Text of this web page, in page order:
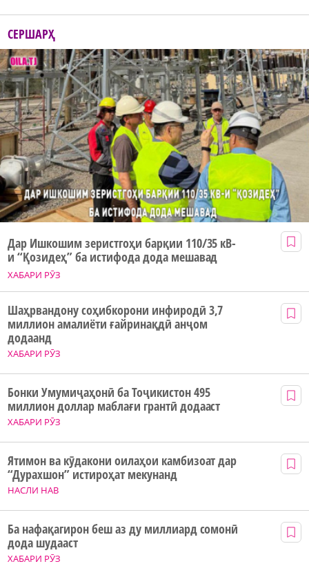
СЕРШАРҲ
ХАБАРИ РӮЗ
Дар Ишкошим зеристгоҳи барқии 110/35 кВ-
и “Қозидеҳ” ба истифода дода мешавад
ХАБАРИ РӮЗ
Шаҳрвандону соҳибкорони инфиродӣ 3,7
миллион амалиёти ғайринақдӣ анҷом
додаанд
ХАБАРИ РӮЗ
Бонки Умумиҷаҳонӣ ба Тоҷикистон 495
миллион доллар маблағи грантӣ додааст
НАСЛИ НАВ
Ятимон ва кӯдакони оилаҳои камбизоат дар
“Дурахшон” истироҳат мекунанд
ХАБАРИ РӮЗ
Ба нафақагирон беш аз ду миллиард сомонӣ
дода шудааст